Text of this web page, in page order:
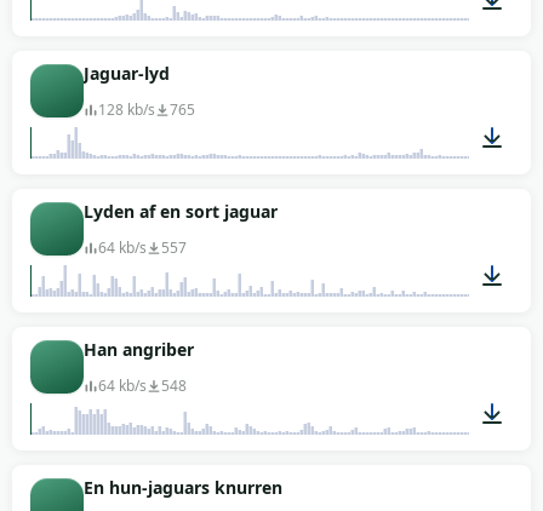
Jaguar-lyd
128 kb/s 765
Lyden af en sort jaguar
64 kb/s 557
Han angriber
64 kb/s 548
En hun-jaguars knurren